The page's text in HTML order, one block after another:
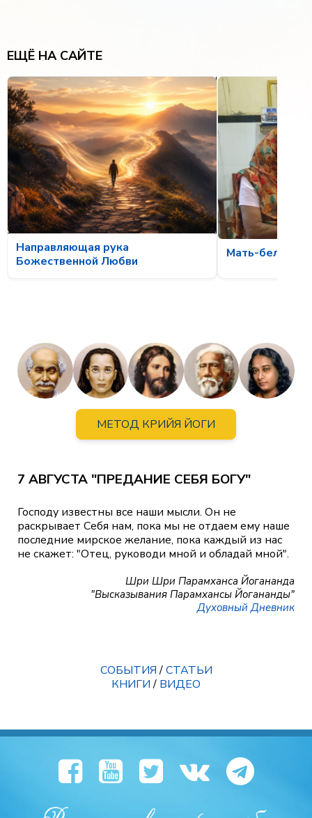
ЕЩЁ НА САЙТЕ
Направляющая рука
Божественной Любви
Мать-белка и
МЕТОД КРИЙЯ ЙОГИ
7 АВГУСТА "ПРЕДАНИЕ СЕБЯ БОГУ"
Господу известны все наши мысли. Он не
раскрывает Себя нам, пока мы не отдаем ему наше
последние мирское желание, пока каждый из нас
не скажет: "Отец, руководи мной и обладай мной".
Шри Шри Парамханса Йогананда
"Высказывания Парамхансы Йогананды"
Духовный Дневник
СОБЫТИЯ/СТАТЬИ
КНИГИ/ ВИДЕО